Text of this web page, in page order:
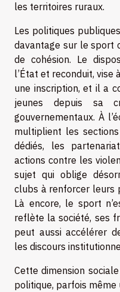
les territoires ruraux.
Les politiques
davantage sur le sport
de cohésion. Le
l’État et reconduit, vise
une inscription, et il a
jeunes depuis sa
gouvernementaux. À
multiplient les
dédiés, les
actions contre les
sujet qui oblige
clubs à renforcer leurs
Là encore, le sport
reflète la société, ses
peut aussi accélérer
les discours
Cette dimension
politique, parfois même